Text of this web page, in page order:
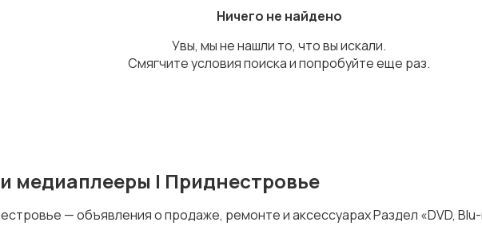
Ничего не найдено
Увы, мы не нашли то, что вы искали.
Смягчите условия поиска и попробуйте еще раз.
медиаплееры | Приднестровье
— объявления о продаже, ремонте и аксессуарах Раздел «DVD,